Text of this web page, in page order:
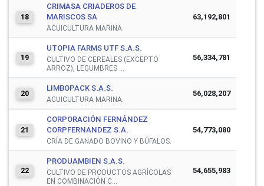
18
CRIMASA CRIADEROS DE
MARISCOS SA
ACUICULTURA MARINA.
63,192,801
19
UTOPIA FARMS UTF S.A.S.
CULTIVO DE CEREALES (EXCEPTO
ARROZ), LEGUMBRES ...
56,334,781
20
LIMBOPACK S.A.S.
ACUICULTURA MARINA.
56,028,207
21
CORPORACIÓN FERNÁNDEZ
CORPFERNANDEZ S.A.
CRÍA DE GANADO BOVINO Y BÚFALOS.
54,773,080
22
PRODUAMBIEN S.A.S.
CULTIVO DE PRODUCTOS AGRÍCOLAS
EN COMBINACIÓN C...
54,655,983